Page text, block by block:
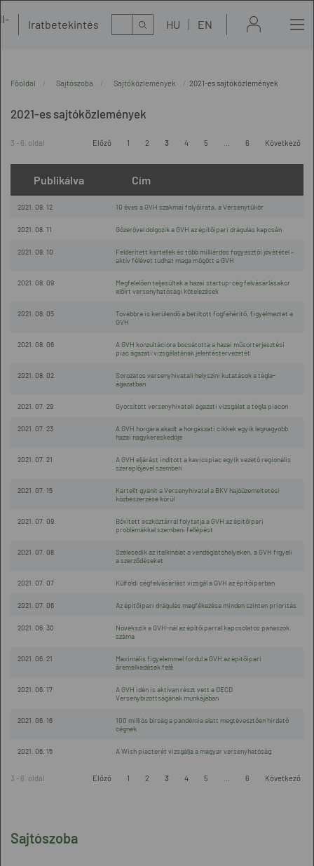
Iratbetekintés Kereső HU EN
Sajtószoba
Főoldal Sajtószoba Sajtóközlemények 2021-es sajtóközlemények
2021-es sajtóközlemények
3 - 6. oldal Előző 1 2 3 4 5 6 Következő
Publikálva Cím
2021. 08. 12 10 éves a GVH szakmai folyóirata, a Versenytükör
2021. 08. 11 Gőzerővel dolgozik a GVH az építőipari drágulás kapcsán
2021. 08. 10
Felderített kartellek és több milliárdos fogyasztói jóvátétel –
aktív félévet tudhat maga mögött a GVH
2021. 08. 09
Megfelelően teljesültek a hazai startup-cég felvásárlásakor
előírt versenyhatósági kötelezések
2021. 08. 05
Továbbra is kerülendő a betiltott fogfehérítő, figyelmeztet a
GVH
2021. 08. 06
A GVH konzultációra bocsátotta a hazai műsorterjesztési
piac ágazati vizsgálatának jelentéstervezetét
2021. 08. 02
Sorozatos versenyhivatali helyszíni kutatások a tégla-
ágazatban
2021. 07. 29 Gyorsított versenyhivatali ágazati vizsgálat a tégla piacon
2021. 07. 23
A GVH horgára akadt a horgászati cikkek egyik legnagyobb
hazai nagykereskedője
2021. 07. 21
A GVH eljárást indított a kavicspiac egyik vezető regionális
szereplőjével szemben
2021. 07. 15
Kartellt gyanít a Versenyhivatal a BKV hajóüzemeltetési
közbeszerzése körül
2021. 07. 09
Bővített eszköztárral folytatja a GVH az építőipari
problémákkal szembeni fellépést
2021. 07. 08
Szélesedik az italkínálat a vendéglátóhelyeken, a GVH figyeli
a szerződéseket
2021. 07. 07 Külföldi cégfelvásárlást vizsgál a GVH az építőiparban
2021. 07. 06 Az építőipari drágulás megfékezése minden szinten prioritás
2021. 06. 30
Növekszik a GVH-nál az építőiparral kapcsolatos panaszok
száma
2021. 06. 21
Maximális figyelemmel fordul a GVH az építőipari
áremelkedések felé
2021. 06. 17
A GVH idén is aktívan részt vett a OECD
Versenybizottságának munkájában
2021. 06. 16
100 milliós bírság a pandémia alatt megtévesztően hirdető
cégnek
2021. 06. 15 A Wish piacterét vizsgálja a magyar versenyhatóság
3 - 6. oldal Előző 1 2 3 4 5 6 Következő